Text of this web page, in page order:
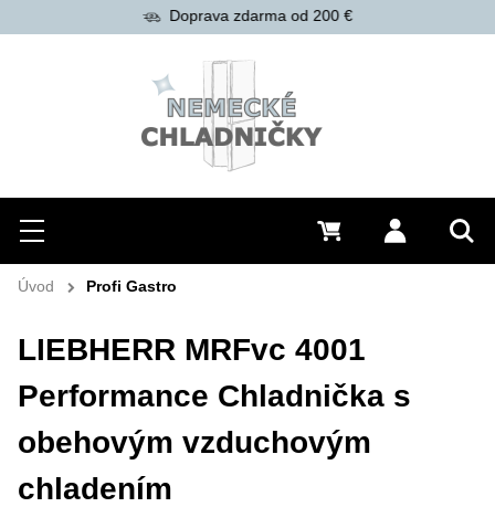
Hľadať
Menu Prihlásiť
0 €
Doprava zdarma od 200 €
Úvod Profi Gastro
LIEBHERR MRFvc 4001
Performance Chladnička s
obehovým vzduchovým
chladením